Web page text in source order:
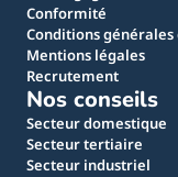
Conformité
Conditions générales
Mentions légales
Recrutement
Nos conseils
Secteur domestique
Secteur tertiaire
Secteur industriel